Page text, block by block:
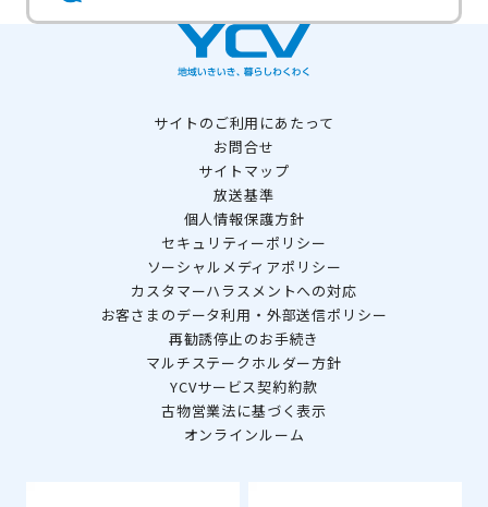
サイトのご利用にあたって
お問合せ
サイトマップ
放送基準
個人情報保護方針
セキュリティーポリシー
ソーシャルメディアポリシー
カスタマーハラスメントへの対応
お客さまのデータ利用・外部送信ポリシー
再勧誘停止のお手続き
マルチステークホルダー方針
YCVサービス契約約款
古物営業法に基づく表示
オンラインルーム